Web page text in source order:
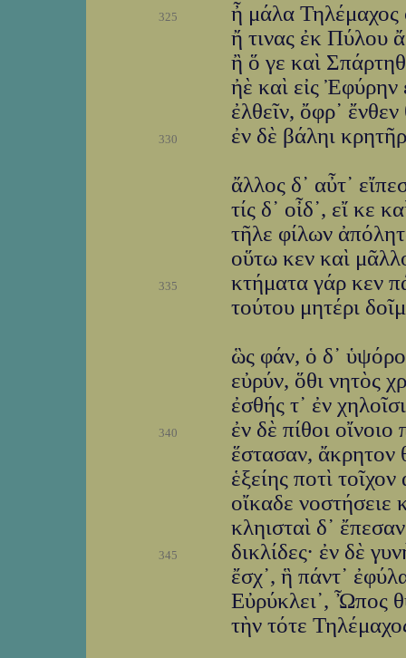
325
ἦ μάλα Τηλέμαχος
ἤ τινας ἐκ Πύλου
ἢ ὅ γε καὶ
ἠὲ καὶ εἰς Ἐφύρην
ἐλθεῖν, ὄφρ᾽
330
ἐν δὲ βάληι
ἄλλος δ᾽ αὖτ᾽
τίς δ᾽ οἶδ᾽, εἴ κε
τῆλε φίλων
οὕτω κεν καὶ
335
κτήματα γάρ κεν
τούτου μητέρι
ὣς φάν, ὁ δ᾽
εὐρύν, ὅθι νητὸς
ἐσθής τ᾽ ἐν
340
ἐν δὲ πίθοι
ἕστασαν, ἄκρητον
ἑξείης ποτὶ
οἴκαδε νοστήσειε
κληισταὶ δ᾽
345
δικλίδες· ἐν δὲ
ἔσχ᾽, ἣ πάντ᾽
Εὐρύκλει᾽, Ὦπος
τὴν τότε